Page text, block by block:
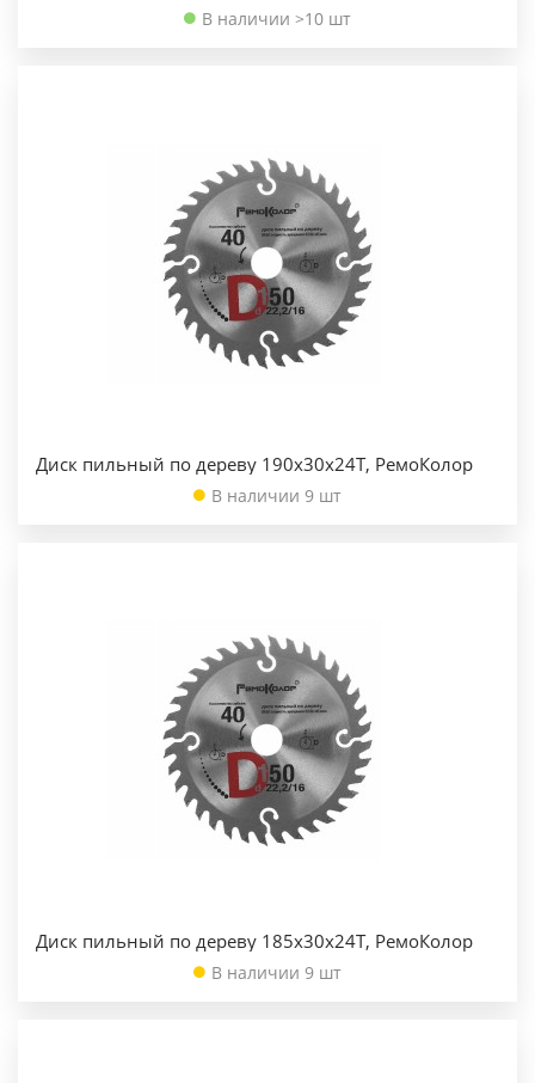
В наличии >10 шт
Диск пильный по дереву 190х30х24Т, РемоКолор
В наличии 9 шт
Диск пильный по дереву 185х30х24Т, РемоКолор
В наличии 9 шт